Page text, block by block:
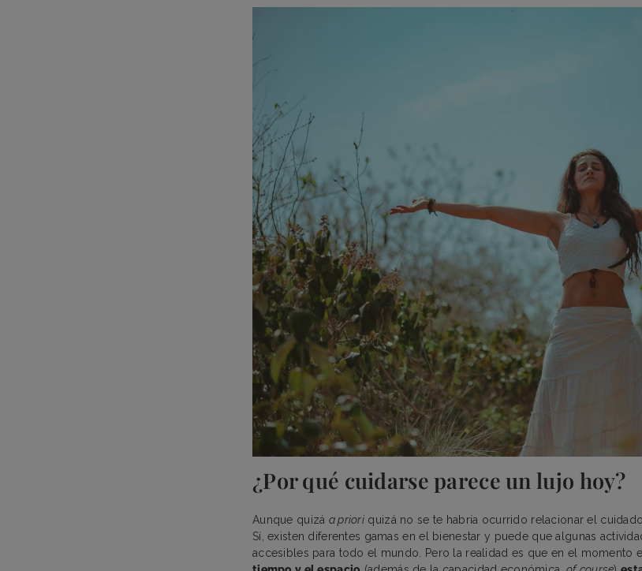
¿Por qué cuidarse parece un lujo hoy?
Aunque quizá a priori quizá no se te habría ocurrido relacionar el
Sí, existen diferentes gamas en el bienestar y puede que algunas
accesibles para todo el mundo. Pero la realidad es que en el momento